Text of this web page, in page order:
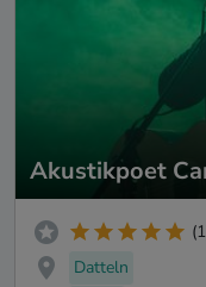
Akustikpoet
Datteln